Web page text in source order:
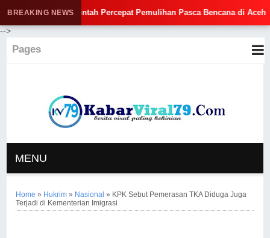
-->
Pages
BREAKING NEWS
Pemerintah Percepat Pemulihan Pasca Bencana di Aceh
MENU
Home » Hukrim » Nasional » KPK Sebut Pemerasan TKA Diduga Juga
Terjadi di Kementerian Imigrasi